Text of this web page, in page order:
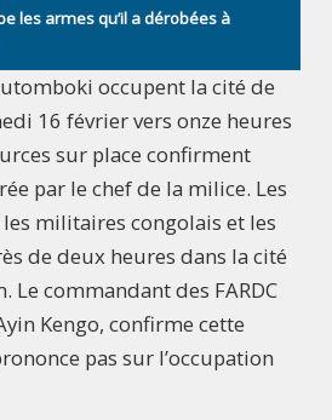
les armes qu’il a dérobées à
occupent la cité de
16 février vers onze heures
sur place confirment
par le chef de la milice. Les
militaires congolais et les
de deux heures dans la cité
Le commandant des FARDC
Kengo, confirme cette
pas sur l’occupation